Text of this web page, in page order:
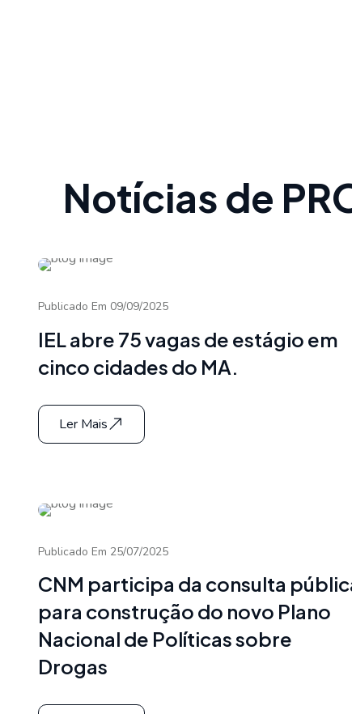
Notícias de
Publicado Em 09/09/2025
IEL abre 75 vagas de estágio em
cinco cidades do MA.
Ler Mais
Publicado Em 25/07/2025
CNM participa da consulta
para construção do novo Plano
Nacional de Políticas sobre
Drogas